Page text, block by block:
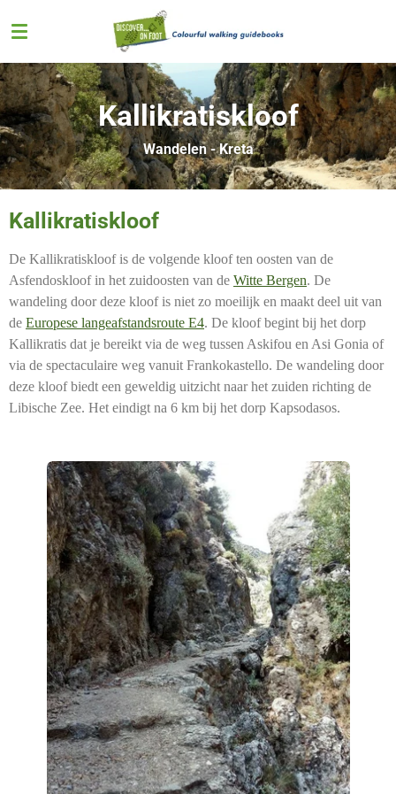
direct
naar
de
hoofdinhoudKallikratiskloof
Wandelen - Kreta
Kallikratiskloof
De Kallikratiskloof is de volgende kloof ten oosten van de
Asfendoskloof in het zuidoosten van de Witte Bergen. De
wandeling door deze kloof is niet zo moeilijk en maakt deel uit van
de Europese langeafstandsroute E4. De kloof begint bij het dorp
Kallikratis dat je bereikt via de weg tussen Askifou en Asi Gonia of
via de spectaculaire weg vanuit Frankokastello. De wandeling door
deze kloof biedt een geweldig uitzicht naar het zuiden richting de
Libische Zee. Het eindigt na 6 km bij het dorp Kapsodasos.